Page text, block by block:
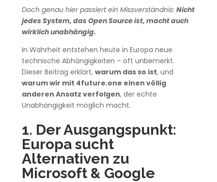
Doch genau hier passiert ein Missverständnis: Nicht
jedes System, das Open Source ist, macht auch
wirklich unabhängig.
In Wahrheit entstehen heute in Europa neue
technische Abhängigkeiten – oft unbemerkt.
Dieser Beitrag erklärt, warum das so ist, und
warum wir mit 4future.one einen völlig
anderen Ansatz verfolgen, der echte
Unabhängigkeit möglich macht.
1. Der Ausgangspunkt:
Europa sucht
Alternativen zu
Microsoft & Google